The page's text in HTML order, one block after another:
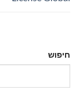
חיפוש